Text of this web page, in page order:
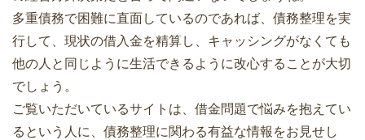
多重債務で困難に直面しているのであれば、債務整理を実
行して、現状の借入金を精算し、キャッシングがなくても
他の人と同じように生活できるように改心することが大切
でしょう。
ご覧いただいているサイトは、借金問題で悩みを抱えてい
るという人に、債務整理に関わる有益な情報をお見せし